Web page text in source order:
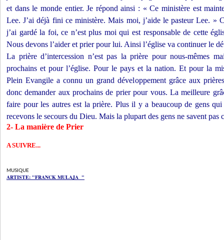
et dans le monde entier. Je répond ainsi : « Ce ministère est
Lee. J’ai déjà fini ce ministère. Mais moi, j’aide le pasteur Lee. »
j’ai gardé la foi, ce n’est plus moi qui est responsable de cette
Nous devons l’aider et prier pour lui. Ainsi l’église va continuer le
La prière d’intercession n’est pas la prière pour nous-mêmes
prochains et pour l’église. Pour le pays et la nation. Et pour la
Plein Evangile a connu un grand développement grâce aux
donc demander aux prochains de prier pour vous. La meilleure
faire pour les autres est la prière. Plus il y a beaucoup de gens
recevons le secours du Dieu. Mais la plupart des gens ne savent pas
2- La manière de Prier
A SUIVRE...
MUSIQUE
ARTISTE: "FRANCK MULAJA "